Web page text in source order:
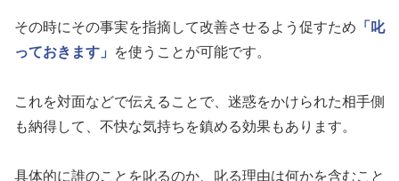
その時にその事実を指摘して改善させるよう促すため 「叱
っておきます」
を使うことが可能です。
これを対面などで伝えることで、迷惑をかけられた相手側
も納得して、不快な気持ちを鎮める効果もあります。
具体的に誰のことを叱るのか、叱る理由は何かを含むこと